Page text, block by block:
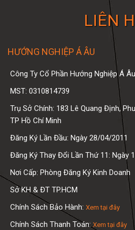
LIÊN
HƯỚNG NGHIỆP Á ÂU
Công Ty Cổ Phần Hướng Nghiệp Á Âu
MST: 0310814739
Trụ Sở Chính: 183 Lê Quang Định,
TP Hồ Chí Minh
Đăng Ký Lần Đầu: Ngày 28/04/2011
Đăng Ký Thay Đổi Lần Thứ 11: Ngày
Nơi Cấp: Phòng Đăng Ký Kinh Doanh
Sở KH & ĐT TP.HCM
Chính Sách Bảo Hành: Xem tại đây
Chính Sách Thanh Toán: Xem tại đây